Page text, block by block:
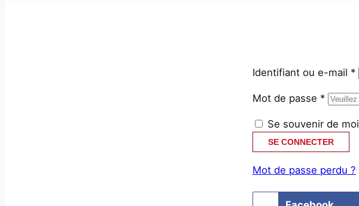
Identifiant ou e-mail *
Mot de passe *
Se souvenir de moi
SE CONNECTER
Mot de passe perdu ?